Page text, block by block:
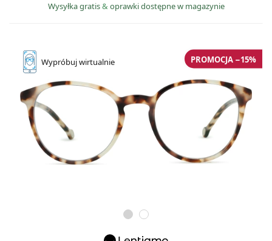
Wysyłka gratis& oprawki dostępne w magazynie
Wypróbujwirtualnie PROMOCJA −15%